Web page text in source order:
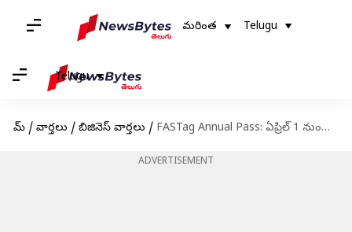
మరింత Telugu
Telugu
హోమ్ / వార్తలు / బిజినెస్ వార్తలు / FASTag Annual Pass: ఏప్రిల్ 1 నుంచి ఫాస్టాగ్ వార్షిక‌ పాస్ ధర పెంపు.. ఇక ఎంత చెల్లించాలంటే?
ADVERTISEMENT